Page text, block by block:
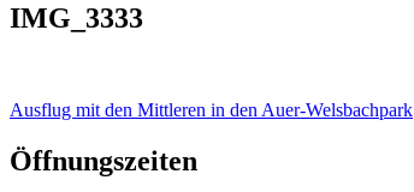
IMG_3333
Beitragsnavigation
Ausflug mit den Mittleren in den Auer-Welsbachpark
Öffnungszeiten